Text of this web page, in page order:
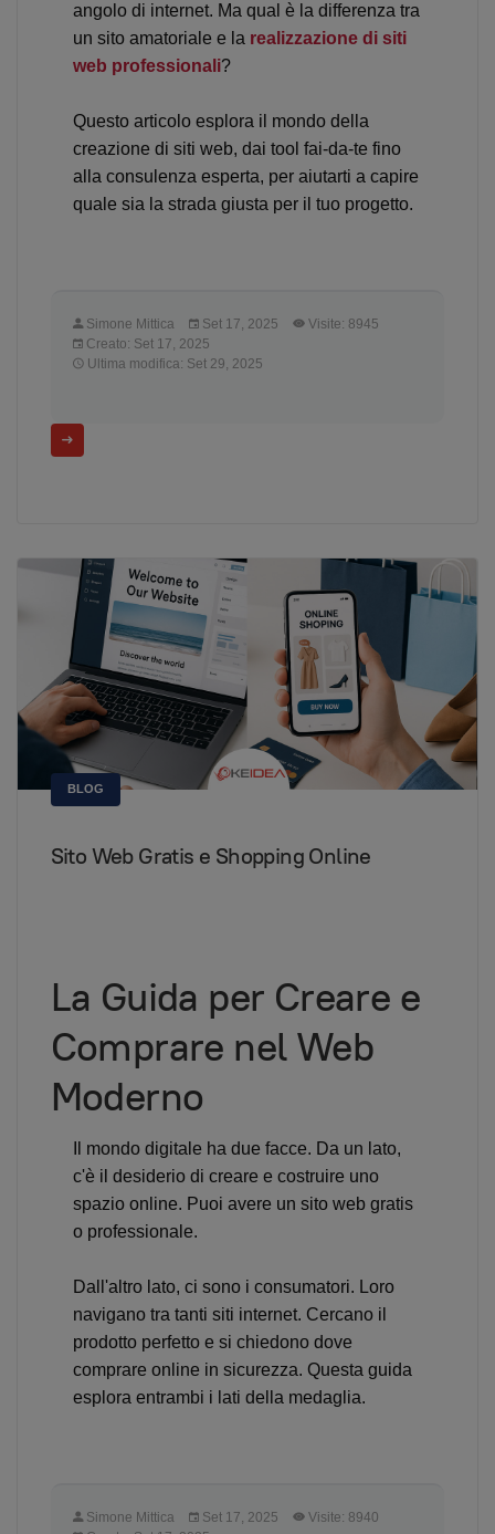
angolo di internet. Ma qual è la differenza tra
un sito amatoriale e la realizzazione di siti
web professionali?
Questo articolo esplora il mondo della
creazione di siti web, dai tool fai-da-te fino
alla consulenza esperta, per aiutarti a capire
quale sia la strada giusta per il tuo progetto.
Simone Mittica Set 17, 2025
Visite: 8945
Creato: Set 17, 2025
Ultima modifica: Set 29, 2025
BLOG
Sito Web Gratis e Shopping Online
La Guida per Creare e
Comprare nel Web
Moderno
Il mondo digitale ha due facce. Da un lato,
c'è il desiderio di creare e costruire uno
spazio online. Puoi avere un sito web gratis
o professionale.
Dall'altro lato, ci sono i consumatori. Loro
navigano tra tanti siti internet. Cercano il
prodotto perfetto e si chiedono dove
comprare online in sicurezza. Questa guida
esplora entrambi i lati della medaglia.
Simone Mittica Set 17, 2025
Visite: 8940